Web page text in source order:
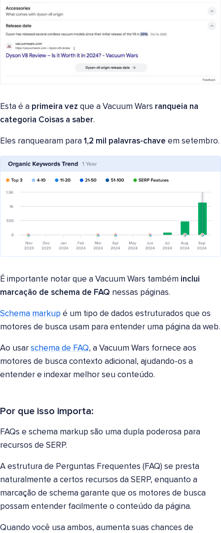
Esta é a primeira vez que a Vacuum Wars ranqueia na
categoria Coisas a saber.
Eles ranquearam para 1,2 mil palavras-chave em setembro.
É importante notar que a Vacuum Wars também inclui
marcação de schema de FAQ nessas páginas.
Schema markup é um tipo de dados estruturados que os
motores de busca usam para entender uma página da web.
Ao usar schema de FAQ, a Vacuum Wars fornece aos
motores de busca contexto adicional, ajudando-os a
entender e indexar melhor seu conteúdo.
Por que isso importa:
FAQs e schema markup são uma dupla poderosa para
recursos de SERP.
A estrutura de Perguntas Frequentes (FAQ) se presta
naturalmente a certos recursos da SERP, enquanto a
marcação de schema garante que os motores de busca
possam entender facilmente o conteúdo da página.
Quando você usa ambos, aumenta suas chances de